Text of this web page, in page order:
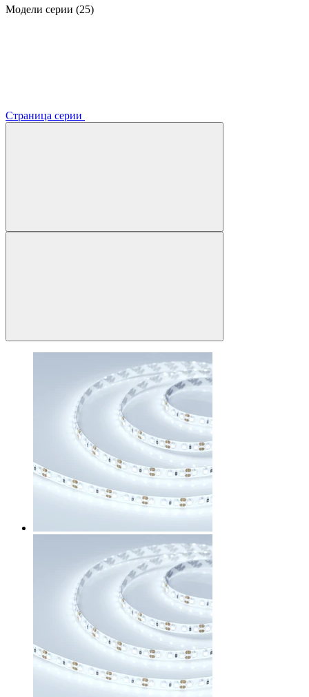
Модели серии (25)
Страница серии